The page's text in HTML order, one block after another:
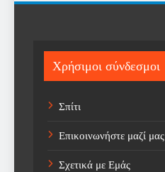
Sport
Sports
Technology
Trending
Χρήσιμοι σύνδεσμοι
Σπίτι
Επικοινωνήστε μαζί μας
Σχετικά με Εμάς